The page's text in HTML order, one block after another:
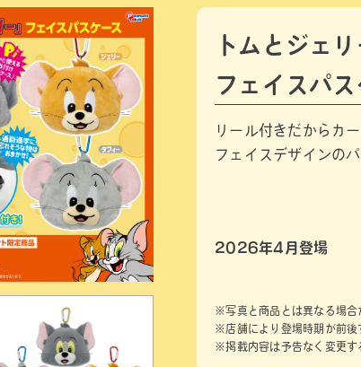
トムとジェリ
フェイスパス
リール付きだからカ
フェイスデザインの
2026年4月登場
※写真と商品とは異なる場合
※店舗により登場時期が前後
※掲載内容は予告なく変更す